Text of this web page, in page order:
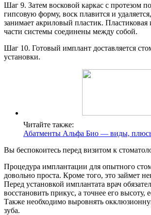
Шаг 9. Затем восковой каркас с протезом
гипсовую форму, воск плавится и
занимает акриловый пластик. Пластиковая
части системы соединены между собой.
Шаг 10. Готовый имплант доставляется
установки.
Читайте также:
Абатменты Альфа Био — виды,
Вы беспокоитесь перед визитом к
Процедура имплантации для опытного
довольно проста. Кроме того, это займет
Перед установкой имплантата врач
восстановить прикус, а точнее его высоту,
Также необходимо выровнять
зуба.